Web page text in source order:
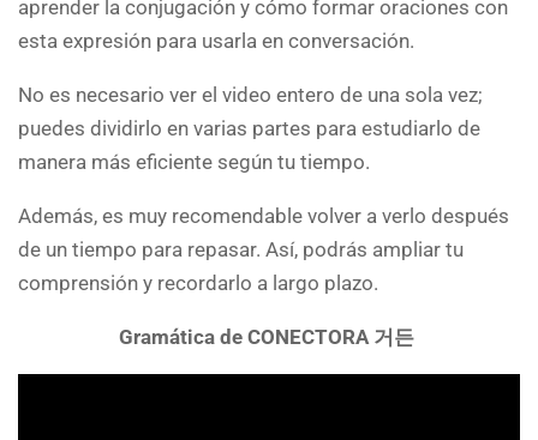
aprender la conjugación y cómo formar oraciones con
esta expresión para usarla en conversación.
No es necesario ver el video entero de una sola vez;
puedes dividirlo en varias partes para estudiarlo de
manera más eficiente según tu tiempo.
Además, es muy recomendable volver a verlo después
de un tiempo para repasar. Así, podrás ampliar tu
comprensión y recordarlo a largo plazo.
Gramática de CONECTORA 거든